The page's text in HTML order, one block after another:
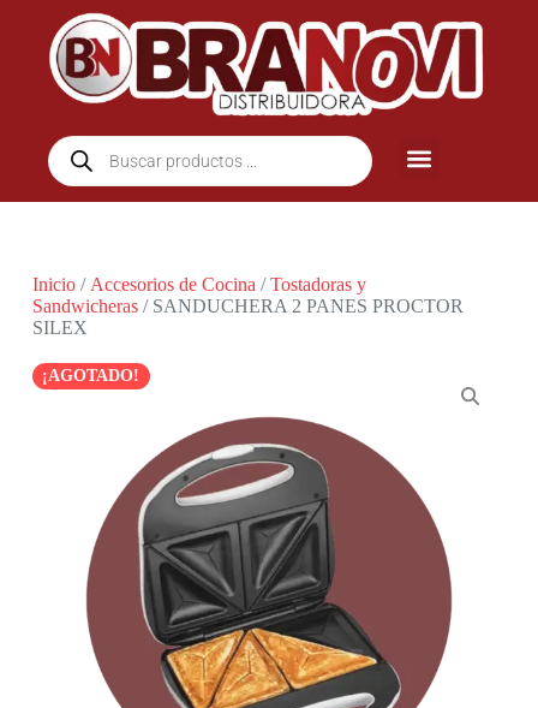
Inicio/ Accesorios de Cocina /Tostadoras y
Sandwicheras/ SANDUCHERA 2 PANES PROCTOR
SILEX
¡AGOTADO!